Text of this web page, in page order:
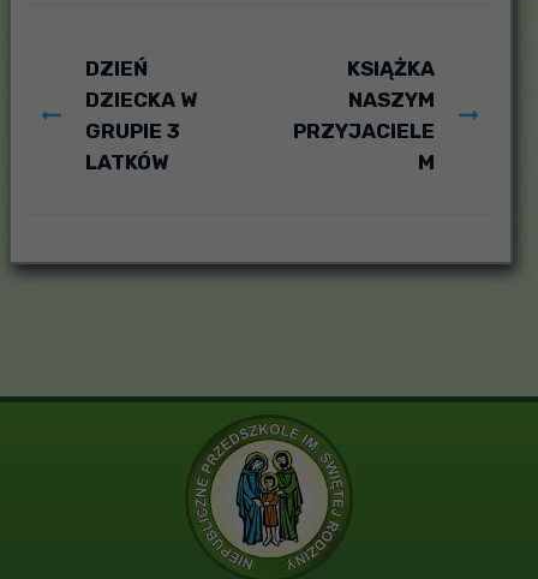
DZIEŃ
DZIECKA W
GRUPIE 3
LATKÓW
KSIĄŻKA
NASZYM
PRZYJACIELE
M